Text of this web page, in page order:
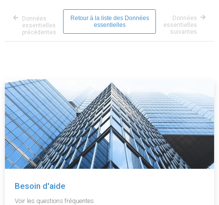
Données
essentielles
précédentes
Retour à la liste des Données
essentielles
Données
essentielles
suivantes
Besoin d'aide
Voir les questions fréquentes.